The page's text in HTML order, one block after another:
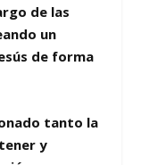
de las
un
de forma
tanto la
y